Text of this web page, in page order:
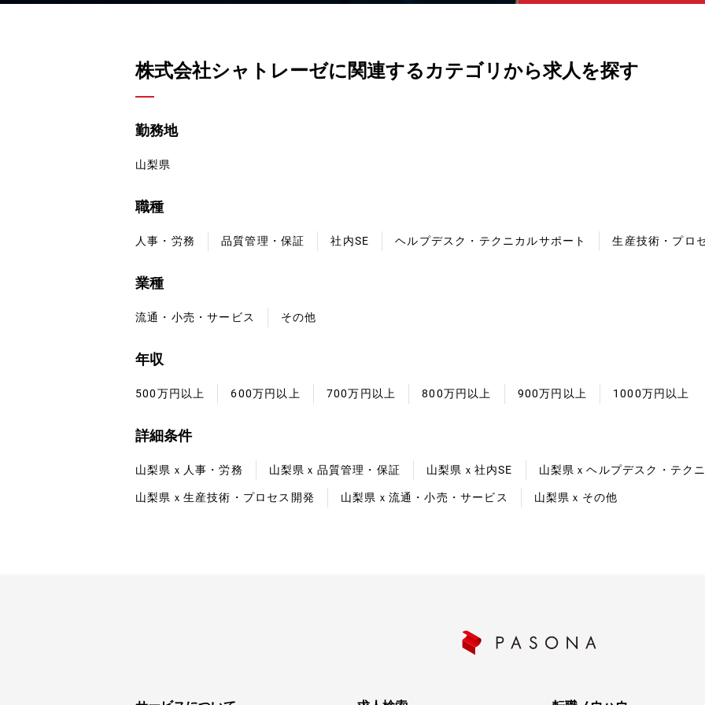
株式会社シャトレーゼに関連するカテゴリから求人を探す
勤務地
山梨県
職種
人事・労務 品質管理・保証 社内SE ヘルプデスク・テクニカルサポート 生産技術・プロ
業種
流通・小売・サービス その他
年収
500万円以上 600万円以上 700万円以上 800万円以上 900万円以上 1000万円以上
詳細条件
山梨県ｘ人事・労務 山梨県ｘ品質管理・保証 山梨県ｘ社内SE 山梨県ｘヘルプデスク・テク
山梨県ｘ生産技術・プロセス開発 山梨県ｘ流通・小売・サービス 山梨県ｘその他